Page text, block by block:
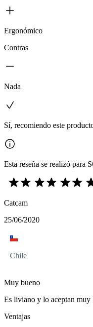
Ergonómico
Contras
Nada
Sí, recomiendo este
Esta reseña se realizó para
Catcam
25/06/2020
Chile
Muy bueno
Es liviano y lo aceptan muy
Ventajas